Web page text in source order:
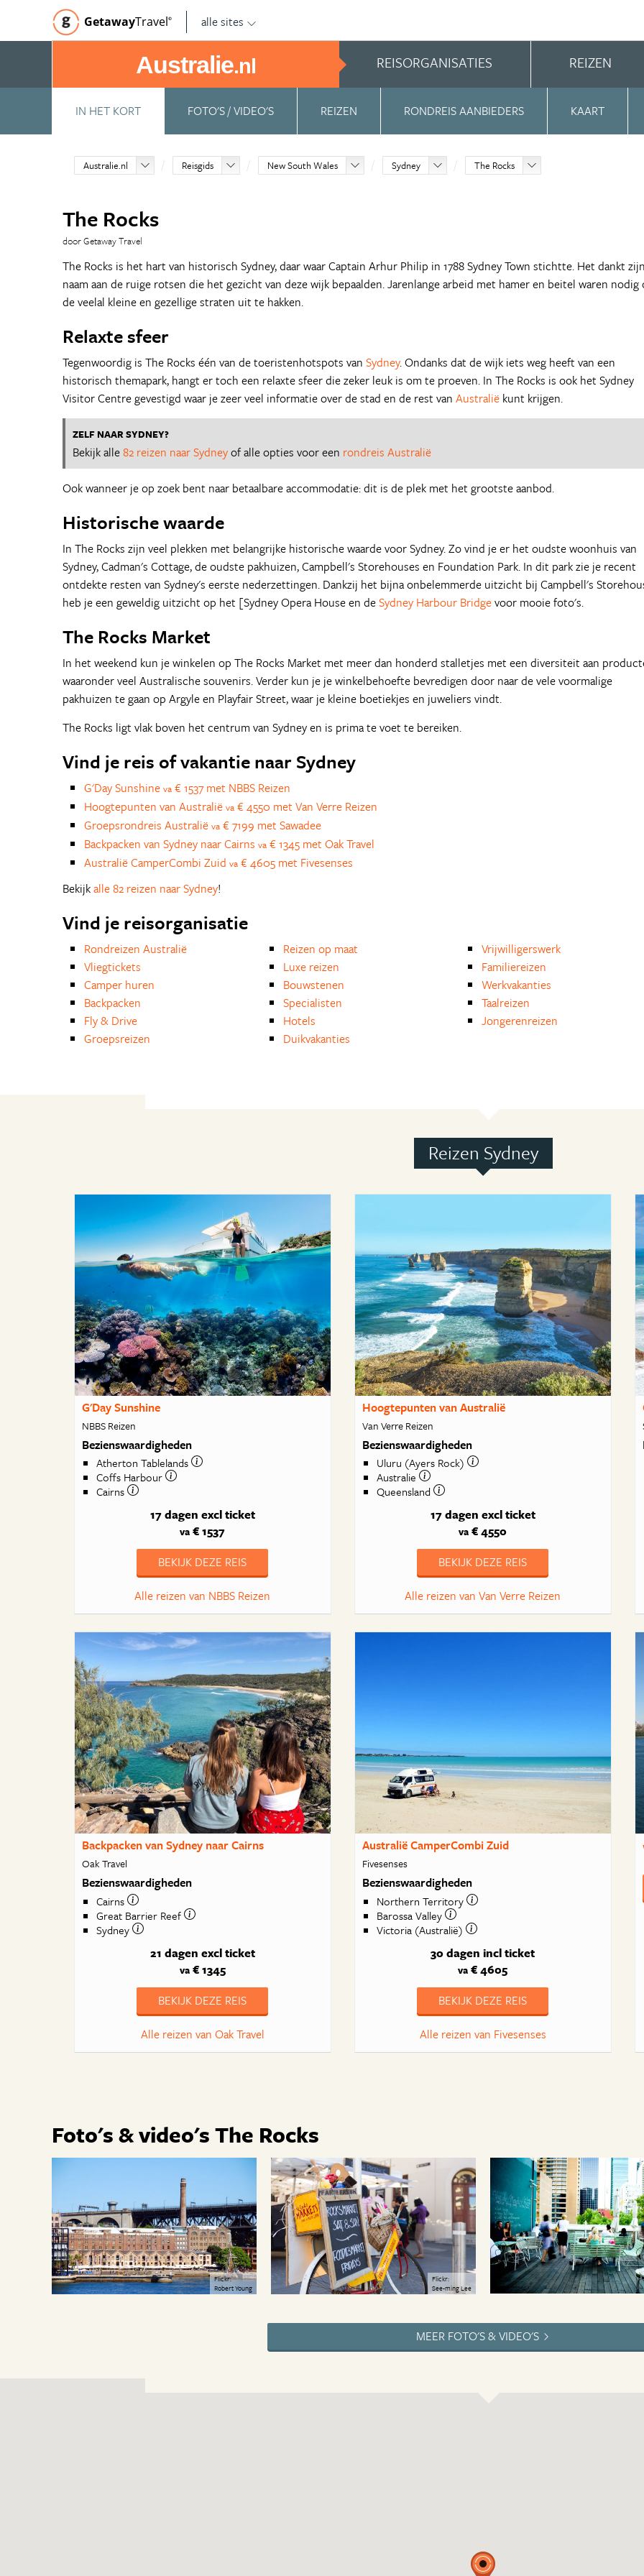
GetawayTravel© alle sites
Australie.nl REISORGANISATIES REIZEN
IN HET KORT FOTO'S / VIDEO'S REIZEN RONDREIS AANBIEDERS KAART
Australie.nl Reisgids New South Wales Sydney The Rocks
The Rocks
door Getaway Travel
The Rocks is het hart van historisch Sydney, daar waar Captain Arhur Philip in 1788 Sydney Town stichtte. Het dankt
naam aan de ruige rotsen die het gezicht van deze wijk bepaalden. Jarenlange arbeid met hamer en beitel waren nodig
de veelal kleine en gezellige straten uit te hakken.
Relaxte sfeer
Tegenwoordig is The Rocks één van de toeristenhotspots van Sydney. Ondanks dat de wijk iets weg heeft van een
historisch themapark, hangt er toch een relaxte sfeer die zeker leuk is om te proeven. In The Rocks is ook het Sydney
Visitor Centre gevestigd waar je zeer veel informatie over de stad en de rest van Australië kunt krijgen.
ZELF NAAR SYDNEY?
Bekijk alle82 reizen naar Sydneyof alle opties voor een rondreis Australië
Ook wanneer je op zoek bent naar betaalbare accommodatie: dit is de plek met het grootste aanbod.
Historische waarde
In The Rocks zijn veel plekken met belangrijke historische waarde voor Sydney. Zo vind je er het oudste woonhuis van
Sydney, Cadman's Cottage, de oudste pakhuizen, Campbell's Storehouses en Foundation Park. In dit park zie je recent
ontdekte resten van Sydney's eerste nederzettingen. Dankzij het bijna onbelemmerde uitzicht bij Campbell's
heb je een geweldig uitzicht op het [Sydney Opera House en deSydney Harbour Bridgevoor mooie foto's.
The Rocks Market
In het weekend kun je winkelen op The Rocks Market met meer dan honderd stalletjes met een diversiteit aan
waaronder veel Australische souvenirs. Verder kun je je winkelbehoefte bevredigen door naar de vele voormalige
pakhuizen te gaan op Argyle en Playfair Street, waar je kleine boetiekjes en juweliers vindt.
The Rocks ligt vlak boven het centrum van Sydney en is prima te voet te bereiken.
Vind je reis of vakantie naar Sydney
G'Day Sunshine va € 1537 met NBBS Reizen
Hoogtepunten van Australië va € 4550 met Van Verre Reizen
Groepsrondreis Australië va € 7199 met Sawadee
Backpacken van Sydney naar Cairns va € 1345 met Oak Travel
Australië CamperCombi Zuid va € 4605 met Fivesenses
Bekijkalle 82 reizen naar Sydney!
Vind je reisorganisatie
Rondreizen Australië
Vliegtickets
Camper huren
Backpacken
Fly & Drive
Groepsreizen
Reizen op maat
Luxe reizen
Bouwstenen
Specialisten
Hotels
Duikvakanties
Vrijwilligerswerk
Familiereizen
Werkvakanties
Taalreizen
Jongerenreizen
Reizen Sydney
G'Day Sunshine
NBBS Reizen
Bezienswaardigheden
Atherton Tablelands
Coffs Harbour
Cairns
17 dagen excl ticket
va € 1537
BEKIJK DEZE REIS
Alle reizen van NBBS Reizen
Hoogtepunten van Australië
Van Verre Reizen
Bezienswaardigheden
Uluru (Ayers Rock)
Australie
Queensland
17 dagen excl ticket
va € 4550
BEKIJK DEZE REIS
Alle reizen van Van Verre Reizen
Backpacken van Sydney naar Cairns
Oak Travel
Bezienswaardigheden
Cairns
Great Barrier Reef
Sydney
21 dagen excl ticket
va€ 1345
BEKIJK DEZE REIS
Alle reizen van Oak Travel
Australië CamperCombi Zuid
Fivesenses
Bezienswaardigheden
Northern Territory
Barossa Valley
Victoria (Australië)
30 dagen incl ticket
va € 4605
BEKIJK DEZE REIS
Alle reizen van Fivesenses
Foto's & video's The Rocks
Flickr:
Robert Young
Flickr:
See-ming Lee
MEER FOTO'S & VIDEO'S